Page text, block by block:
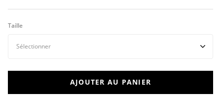
Taille
AJOUTER AU PANIER